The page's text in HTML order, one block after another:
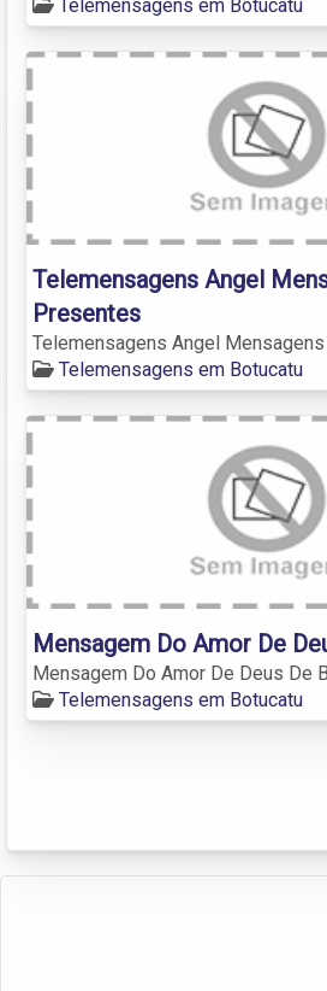
Telemensagens em Botucatu
Telemensagens Angel
Presentes
Telemensagens Angel
Telemensagens em Botucatu
Mensagem Do Amor De
Mensagem Do Amor De Deus De
Telemensagens em Botucatu